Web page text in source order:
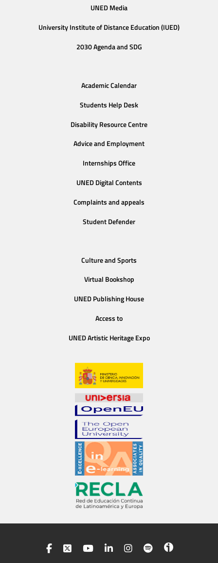
UNED Media
University Institute of Distance Education (IUED)
2030 Agenda and SDG
Academic Calendar
Students Help Desk
Disability Resource Centre
Advice and Employment
Internships Office
UNED Digital Contents
Complaints and appeals
Student Defender
Culture and Sports
Virtual Bookshop
UNED Publishing House
Access to
UNED Artistic Heritage Expo